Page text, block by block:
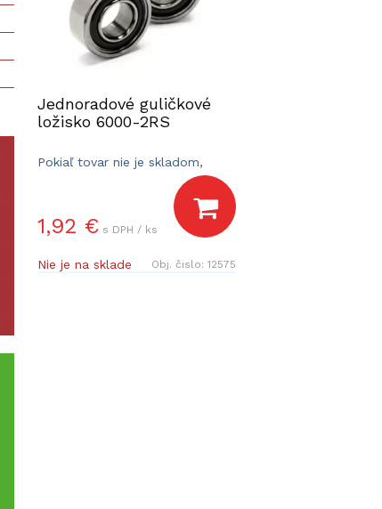
Jednoradové guličkové
ložisko 6000-2RS
Pokiaľ tovar nie je skladom,
1,92 € s DPH / ks
Nie je na sklade Obj. čislo:12575